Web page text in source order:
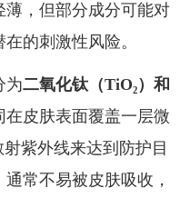
，但部分成分可能对
的刺激性风险。
为二氧化钛（TiO₂）和
在皮肤表面覆盖一层微
紫外线来达到防护目
常不易被皮肤吸收，